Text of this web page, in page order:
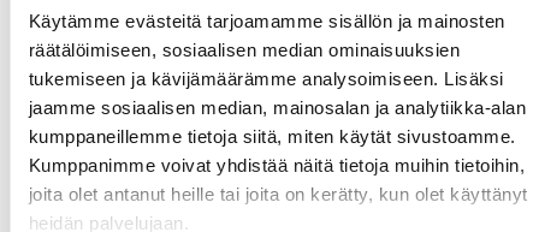
Käytämme evästeitä tarjoamamme sisällön ja mainosten
räätälöimiseen, sosiaalisen median ominaisuuksien
tukemiseen ja kävijämäärämme analysoimiseen. Lisäksi
jaamme sosiaalisen median, mainosalan ja analytiikka-alan
kumppaneillemme tietoja siitä, miten käytät sivustoamme.
Kumppanimme voivat yhdistää näitä tietoja muihin tietoihin,
joita olet antanut heille tai joita on kerätty, kun olet käyttänyt
heidän palvelujaan.
Hän kertoi tarinaansa siitä miten oli murhannut miehiään ja
rakastajiaan ja miten häntä siitä syystä oli alettu
halpamaisesti vainota.
Vuoroin oltiin irvokkaita nykyihmisiä, vuoroon antiikin verisiä ja
pakanallisia miehiä ja naisia, jotka tuhrivat itseään savella ja
jätöksillä, piehtaroivat eläimellisesti, naivat kaikin mahdollisin
tavoin. Kylpyammeen reunalla se kyllä oli aika hankalaa.
(13.7.1994)